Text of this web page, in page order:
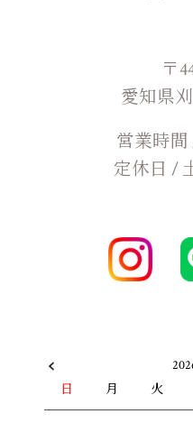
〒
愛知県
営業時間
定休日 /
日
月 火